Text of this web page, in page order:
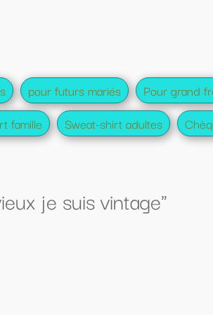
frère et soeur amis
Chèque cadeau